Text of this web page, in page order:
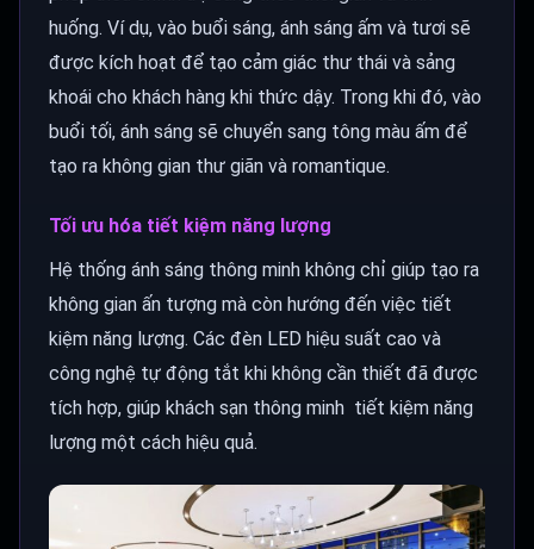
huống. Ví dụ, vào buổi sáng, ánh sáng ấm và tươi sẽ
được kích hoạt để tạo cảm giác thư thái và sảng
khoái cho khách hàng khi thức dậy. Trong khi đó, vào
buổi tối, ánh sáng sẽ chuyển sang tông màu ấm để
tạo ra không gian thư giãn và romantique.
Tối ưu hóa tiết kiệm năng lượng
Hệ thống ánh sáng thông minh không chỉ giúp tạo ra
không gian ấn tượng mà còn hướng đến việc tiết
kiệm năng lượng. Các đèn LED hiệu suất cao và
công nghệ tự động tắt khi không cần thiết đã được
tích hợp, giúp khách sạn thông minh tiết kiệm năng
lượng một cách hiệu quả.